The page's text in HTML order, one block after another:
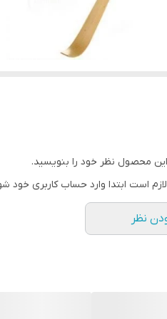
محصول نظر خود را بنویسید.
است ابتدا وارد حساب کاربری خود
نظر